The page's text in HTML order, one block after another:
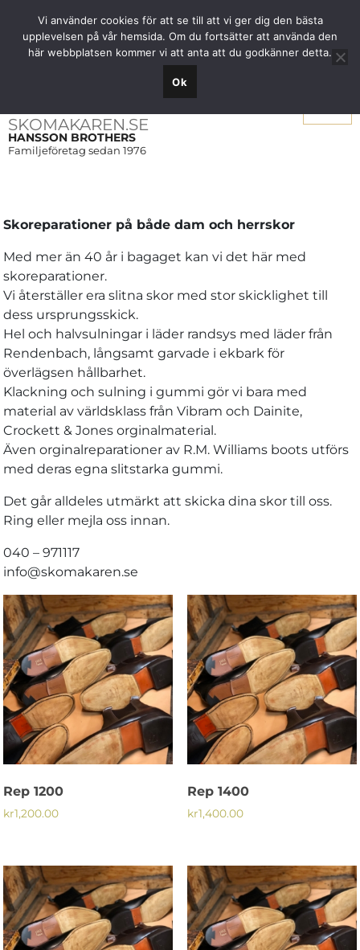
Fri frakt över 1000 SEK inom Sverige
SKOMAKAREN.SE
HANSSON BROTHERS
Familjeföretag sedan 1976
Skoreparationer på både dam och herrskor
Med mer än 40 år i bagaget kan vi det här med
skoreparationer.
Vi återställer era slitna skor med stor skicklighet till
dess ursprungsskick.
Hel och halvsulningar i läder randsys med läder från
Rendenbach, långsamt garvade i ekbark för
överlägsen hållbarhet.
Klackning och sulning i gummi gör vi bara med
material av världsklass från Vibram och Dainite,
Crockett & Jones orginalmaterial.
Även orginalreparationer av R.M. Williams boots utförs
med deras egna slitstarka gummi.
Det går alldeles utmärkt att skicka dina skor till oss.
Ring eller mejla oss innan.
040 – 971117
info@skomakaren.se
Rep 1200
kr1,200.00
Rep 1400
kr1,400.00
Vi använder cookies för att se till att vi ger dig den bästa
upplevelsen på vår hemsida. Om du fortsätter att använda den
här webbplatsen kommer vi att anta att du godkänner detta.
Ok